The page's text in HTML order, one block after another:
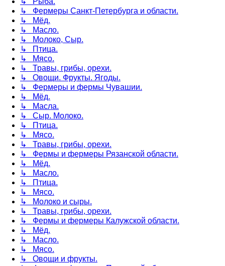
↳ Фермеры Санкт-Петербурга и области.
↳ Мёд.
↳ Масло.
↳ Молоко, Сыр.
↳ Птица.
↳ Мясо.
↳ Травы, грибы, орехи.
↳ Овощи. Фрукты. Ягоды.
↳ Фермеры и фермы Чувашии.
↳ Мёд.
↳ Масла.
↳ Сыр. Молоко.
↳ Птица.
↳ Мясо.
↳ Травы, грибы, орехи.
↳ Фермы и фермеры Рязанской области.
↳ Мёд.
↳ Масло.
↳ Птица.
↳ Мясо.
↳ Молоко и сыры.
↳ Травы, грибы, орехи.
↳ Фермы и фермеры Калужской области.
↳ Мёд.
↳ Масло.
↳ Мясо.
↳ Овощи и фрукты.